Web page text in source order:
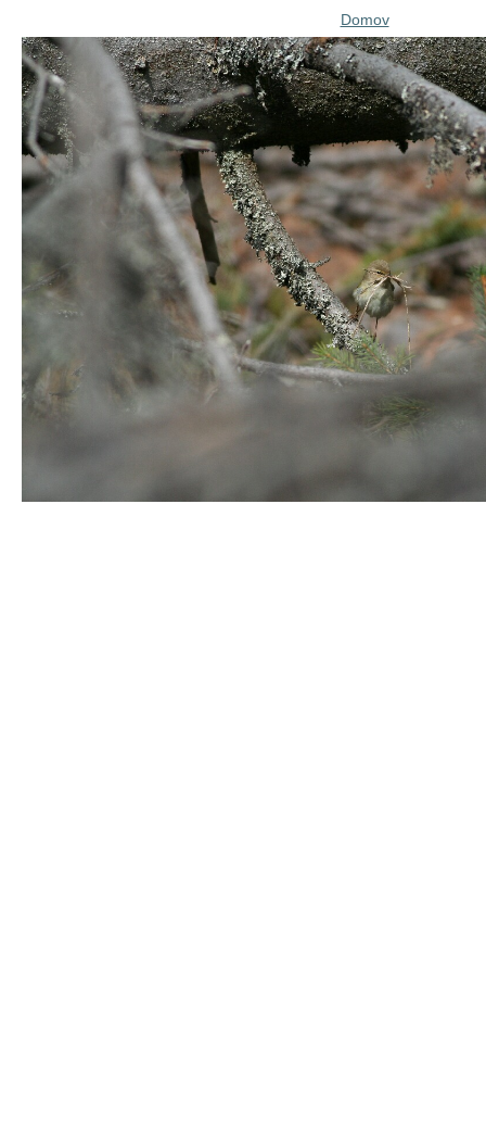
Domov